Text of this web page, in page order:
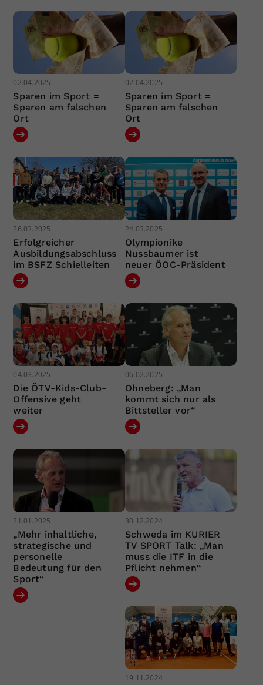
02.04.2025
Sparen im Sport =
Sparen am falschen
Ort
02.04.2025
Sparen im Sport =
Sparen am falschen
Ort
26.03.2025
Erfolgreicher
Ausbildungsabschluss
im BSFZ Schielleiten
24.03.2025
Olympionike
Nussbaumer ist
neuer ÖOC-Präsident
04.03.2025
Die ÖTV-Kids-Club-
Offensive geht
weiter
06.02.2025
Ohneberg: „Man
kommt sich nur als
Bittsteller vor“
21.01.2025
„Mehr inhaltliche,
strategische und
personelle
Bedeutung für den
Sport“
30.12.2024
Schweda im KURIER
TV SPORT Talk: „Man
muss die ITF in die
Pflicht nehmen“
19.11.2024